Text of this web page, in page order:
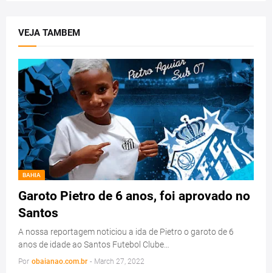
VEJA TAMBEM
BAHIA
Garoto Pietro de 6 anos, foi aprovado no
Santos
A nossa reportagem noticiou a ida de Pietro o garoto de 6
anos de idade ao Santos Futebol Clube…
Por obaianao.com.br - March 27, 2022